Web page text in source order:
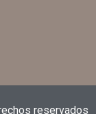
reservados